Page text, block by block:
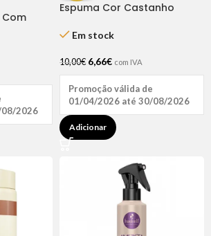
Com
2026
Espuma Cor Castanho
Em stock
10,00€ 6,66€ com IVA
Promoção válida de
01/04/2026 até 30/08/2026
Adicionar